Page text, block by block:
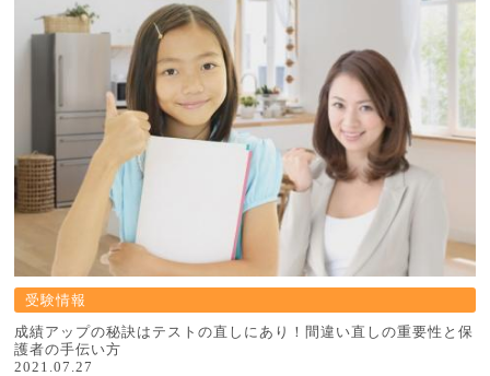
受験情報
成績アップの秘訣はテストの直しにあり！間違い直しの重要性と保
護者の手伝い方
2021.07.27